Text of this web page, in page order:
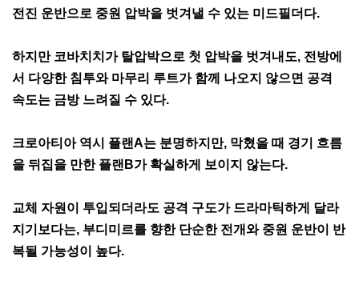
전진 운반으로 중원 압박을 벗겨낼 수 있는 미드필더다.
하지만 코바치치가 탈압박으로 첫 압박을 벗겨내도, 전방에
서 다양한 침투와 마무리 루트가 함께 나오지 않으면 공격
속도는 금방 느려질 수 있다.
크로아티아 역시 플랜A는 분명하지만, 막혔을 때 경기 흐름
을 뒤집을 만한 플랜B가 확실하게 보이지 않는다.
교체 자원이 투입되더라도 공격 구도가 드라마틱하게 달라
지기보다는, 부디미르를 향한 단순한 전개와 중원 운반이 반
복될 가능성이 높다.